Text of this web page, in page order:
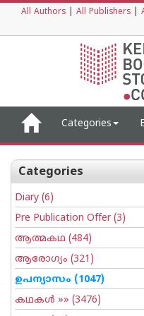
All Authors All Publishers
Categories
Categories
Diary (6)
Pre Publication Offer(3)
ആത്മകഥ (484)
ആരോഗ്യം (321)
ഉപന്യാസം (1047)
കഥകള്‍ »» (3476)